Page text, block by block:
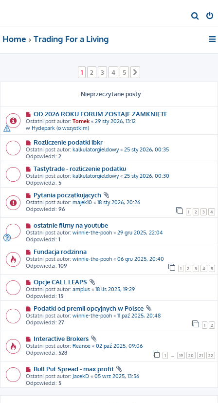
z
Home Trading For a Living
1 2 3 4 5
Nieprzeczytane posty
OD 2026 ROKU FORUM ZOSTAJE ZAMKNIĘTE
Ostatni post autor: Tomek « 29 sty 2026, 13:12
w Hydepark (o wszystkim)
Rozliczenie podatki ibkr
Ostatni post autor: kalkulatorgieldowy« 25 sty 2026, 00:35
Odpowiedzi: 2
Tastytrade - rozliczenie podatku
Ostatni post autor: kalkulatorgieldowy« 25 sty 2026, 00:30
Odpowiedzi: 5
Pytania początkujących
Ostatni post autor: majek10 « 18 sty 2026, 20:26
Odpowiedzi: 96 1 2 3 4
ostatnie filmy na youtube
Ostatni post autor: winnie-the-pooh « 29 gru 2025, 22:04
Odpowiedzi: 1
Fundacja rodzinna
Ostatni post autor: winnie-the-pooh « 06 gru 2025, 20:40
Odpowiedzi: 109 1 2 3 4 5
Opcje CALL LEAPS
Ostatni post autor: amplus « 18 lis 2025, 19:29
Odpowiedzi: 15
Podatki od premii opcyjnych w Polsce
Ostatni post autor: winnie-the-pooh « 11 paź 2025, 20:48
Odpowiedzi: 27 1 2
Interactive Brokers
Ostatni post autor: Reanoe « 02 paź 2025, 09:06
Odpowiedzi: 528 1 19 20 21 22
Bull Put Spread - max profit
Ostatni post autor: JacekD « 05 wrz 2025, 13:56
Odpowiedzi: 5